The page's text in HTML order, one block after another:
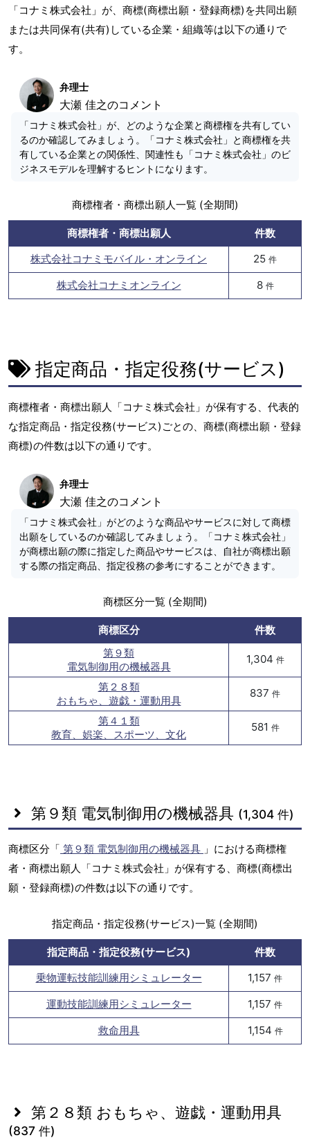
「コナミ株式会社」が、商標(商標出願・登録商標)を共同出願
または共同保有(共有)している企業・組織等は以下の通りで
す。
弁理士
大瀬 佳之のコメント
「コナミ株式会社」が、どのような企業と商標権を共有してい
るのか確認してみましょう。「コナミ株式会社」と商標権を共
有している企業との関係性、関連性も「コナミ株式会社」のビ
ジネスモデルを理解するヒントになります。
商標権者・商標出願人一覧 (全期間)
商標権者・商標出願人
件数
株式会社コナミモバイル・オンライン
25 件
株式会社コナミオンライン 8 件
指定商品・指定役務(サービス)
商標権者・商標出願人「コナミ株式会社」が保有する、代表的
な指定商品・指定役務(サービス)ごとの、商標(商標出願・登録
商標)の件数は以下の通りです。
弁理士
大瀬 佳之のコメント
「コナミ株式会社」がどのような商品やサービスに対して商標
出願をしているのか確認してみましょう。「コナミ株式会社」
が商標出願の際に指定した商品やサービスは、自社が商標出願
する際の指定商品、指定役務の参考にすることができます。
商標区分一覧 (全期間)
商標区分
件数
第９類
電気制御用の機械器具
1,304 件
第２８類
おもちゃ、遊戯・運動用具
837 件
第４１類
教育、娯楽、スポーツ、文化
581 件
第９類 電気制御用の機械器具 (1,304 件)
商標区分「 第９類 電気制御用の機械器具 」における商標権
者・商標出願人「コナミ株式会社」が保有する、商標(商標出
願・登録商標)の件数は以下の通りです。
指定商品・指定役務(サービス)一覧 (全期間)
指定商品・指定役務(サービス)
件数
乗物運転技能訓練用シミュレーター
1,157 件
運動技能訓練用シミュレーター 1,157 件
救命用具 1,154 件
第２８類 おもちゃ、遊戯・運動用具
(837 件)